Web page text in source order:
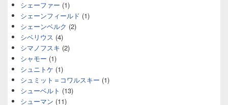
シェーファー (1)
シェーンフィールド (1)
シェーンベルク (2)
シベリウス (4)
シマノフスキ (2)
シャモー (1)
シュニトケ (1)
シュミット＝コワルスキー (1)
シューベルト (13)
シューマン (11)